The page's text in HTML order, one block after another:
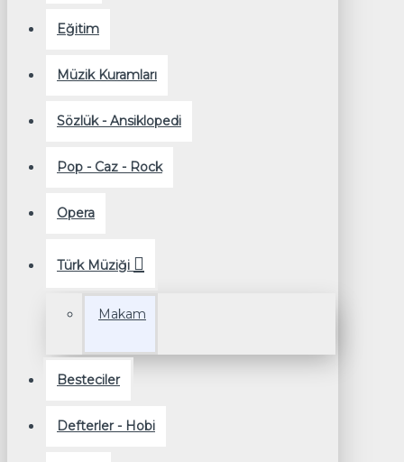
Eğitim
Müzik Kuramları
Sözlük - Ansiklopedi
Pop - Caz - Rock
Opera
Türk Müziği
Makam
Besteciler
Defterler - Hobi